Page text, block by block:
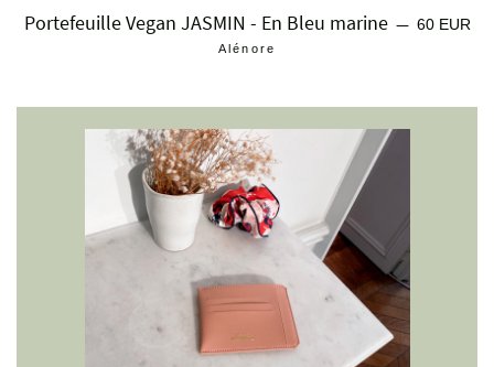
Portefeuille Vegan JASMIN - En Bleu marine — Prix
60 EUR
Alénore